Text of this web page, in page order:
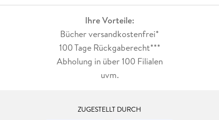
Ihre Vorteile:
Bücher versandkostenfrei*
100 Tage Rückgaberecht***
Abholung in über 100 Filialen
uvm.
ZUGESTELLT DURCH